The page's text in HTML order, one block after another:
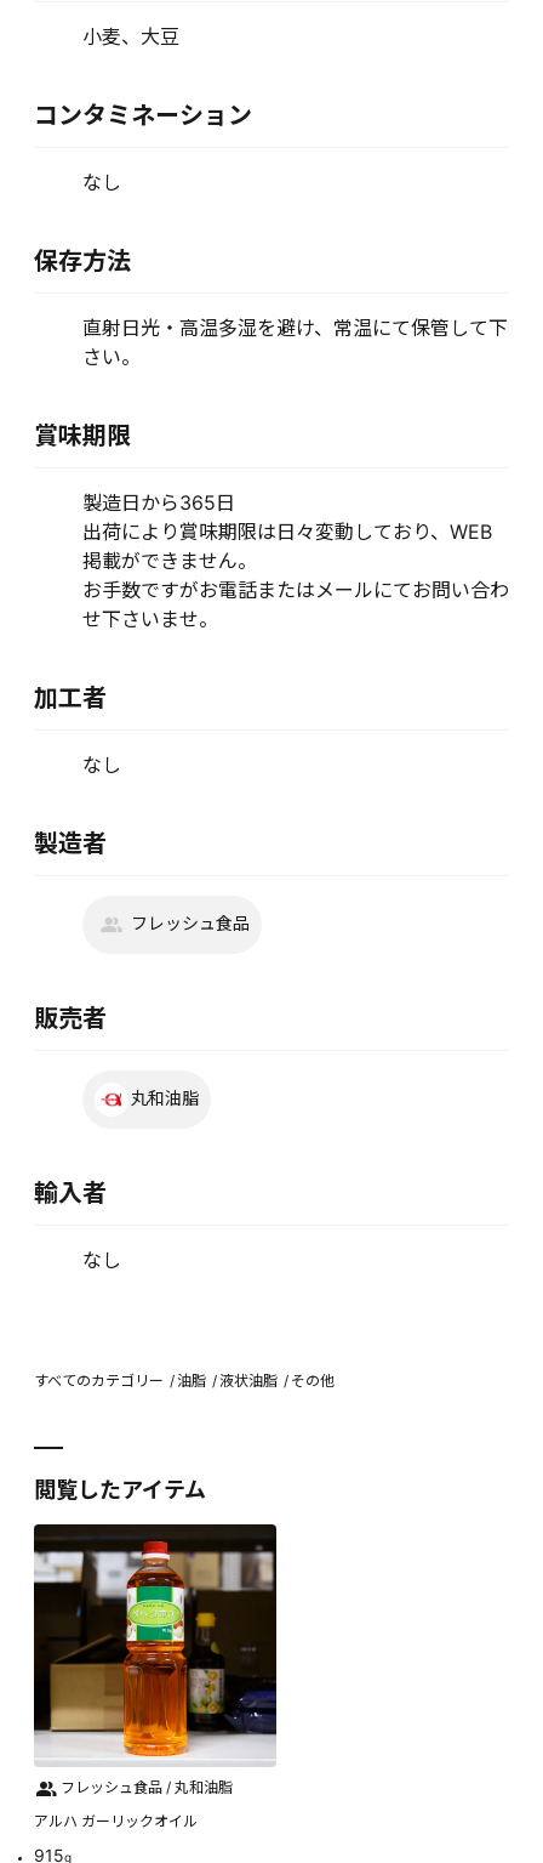
小麦、大豆
コンタミネーション
なし
保存方法
直射日光・高温多湿を避け、常温にて保管して下
さい。
賞味期限
製造日から365日
出荷により賞味期限は日々変動しており、WEB
掲載ができません。
お手数ですがお電話またはメールにてお問い合わ
せ下さいませ。
加工者
なし
製造者
フレッシュ食品
販売者
丸和油脂
輸入者
なし
すべてのカテゴリー 油脂 液状油脂 その他
閲覧したアイテム
フレッシュ食品 / 丸和油脂
アルハ ガーリックオイル
915g